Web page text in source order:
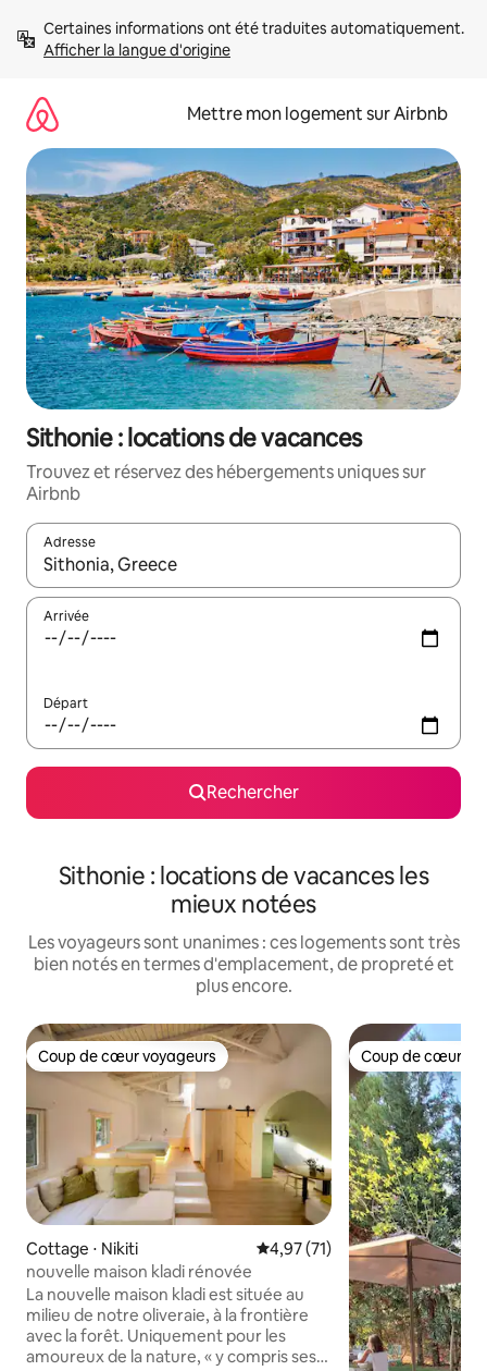
directement
Afficher la langue d'origine
Mettre mon logement sur Airbnb
Sithonie : locations de vacances
Trouvez et réservez des hébergements uniques sur
Airbnb
Adresse
Lorsque les résultats s'affichent, utilisez les flèches vers le
Arrivée
Départ
Rechercher
Sithonie : locations de vacances les
mieux notées
Les voyageurs sont unanimes : ces logements sont très
bien notés en termes d'emplacement, de propreté et
plus encore.
Coup de cœur voyageurs
Coup de cœur voyageurs
Cottage ⋅ Nikiti Évaluation moyenne sur la
4,97 (71)
nouvelle maison kladi rénovée
La nouvelle maison kladi est située au
milieu de notre oliveraie, à la frontière
avec la forêt. Uniquement pour les
amoureux de la nature, « y compris ses
Coup de cœur
Coup de cœur